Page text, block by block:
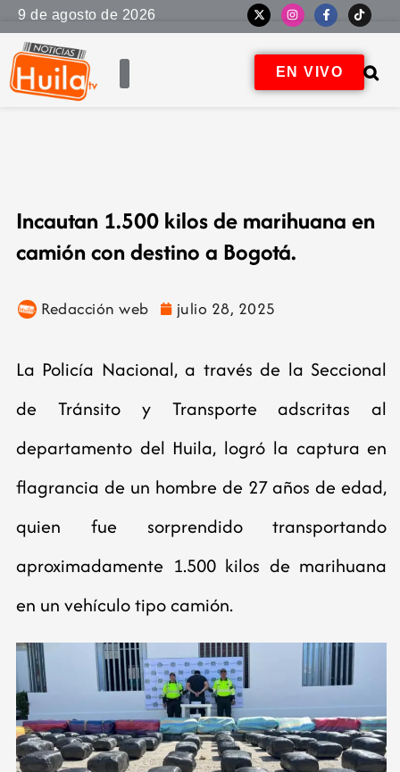
9 de agosto de 2026
EN VIVO
Incautan 1.500 kilos de marihuana en
camión con destino a Bogotá.
Redacción web julio 28, 2025
La Policía Nacional, a través de la Seccional
de Tránsito y Transporte adscritas al
departamento del Huila, logró la captura en
flagrancia de un hombre de 27 años de edad,
quien fue sorprendido transportando
aproximadamente 1.500 kilos de marihuana
en un vehículo tipo camión.